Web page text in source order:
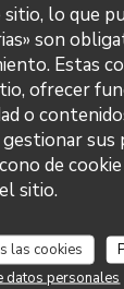
lo que
son
Estas
ofrecer
o
sus
de
sitio.
las cookies
datos personales
:5/5 Calidad /
de
la prochaine!
: 5/5 Calidad /
Hem